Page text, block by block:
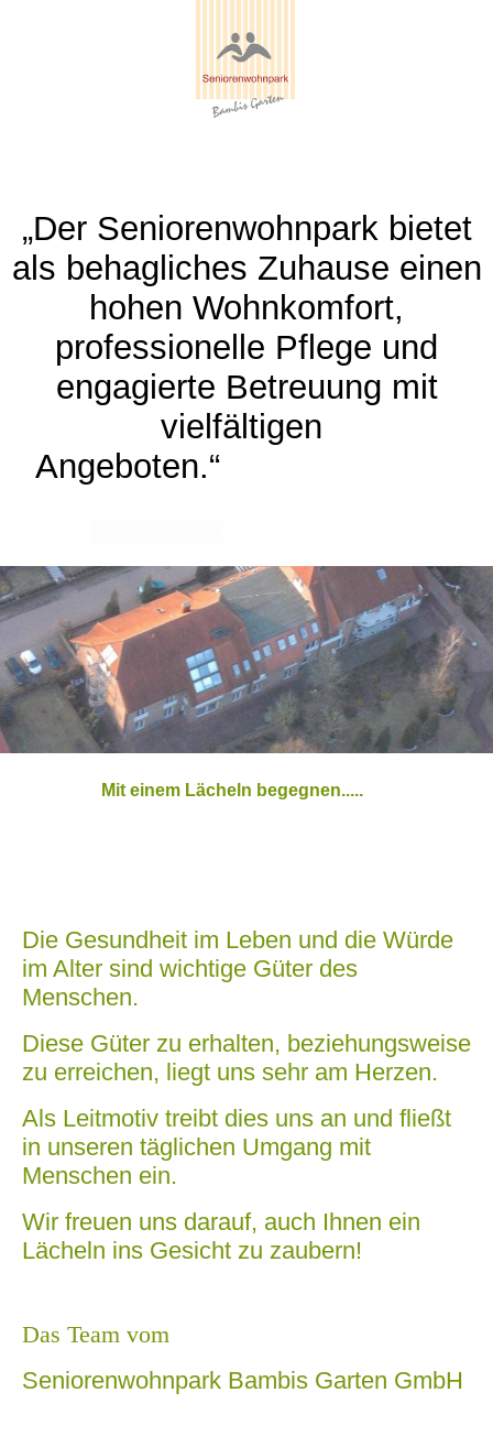
„Der Seniorenwohnpark bietet
als behagliches Zuhause einen
hohen Wohnkomfort,
professionelle Pflege und
engagierte Betreuung mit
vielfältigen
Angeboten.“
Mit einem Lächeln begegnen.....
Die Gesundheit im Leben und die Würde
im Alter sind wichtige Güter des
Menschen.
Diese Güter zu erhalten, beziehungsweise
zu erreichen, liegt uns sehr am Herzen.
Als Leitmotiv treibt dies uns an und fließt
in unseren täglichen Umgang mit
Menschen ein.
Wir freuen uns darauf, auch Ihnen ein
Lächeln ins Gesicht zu zaubern!
Das Team vom
Seniorenwohnpark Bambis Garten GmbH